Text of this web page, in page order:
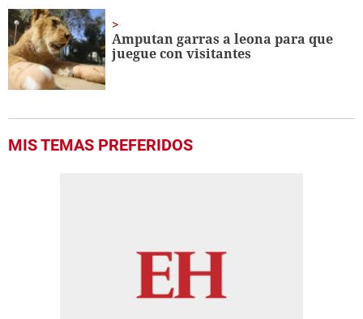
Amputan garras a leona para que
juegue con visitantes
MIS TEMAS PREFERIDOS